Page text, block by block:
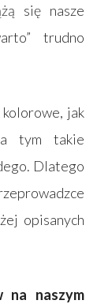
się nasze
trudno
jak
tym takie
Dlatego
opisanych
na naszym